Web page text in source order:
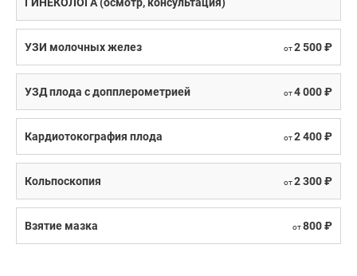
УЗИ молочных желез от2 500 ₽
УЗД плода с допплерометрией от4 000 ₽
Кардиотокография плода от2 400 ₽
Кольпоскопия от2 300 ₽
Взятие мазка от800 ₽